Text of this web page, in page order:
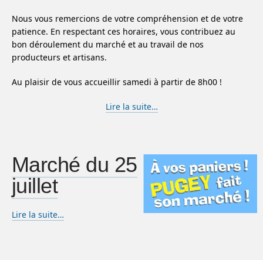
Nous vous remercions de votre compréhension et de votre
patience. En respectant ces horaires, vous contribuez au
bon déroulement du marché et au travail de nos
producteurs et artisans.
Au plaisir de vous accueillir samedi à partir de 8h00 !
Lire la suite…
Marché du 25
juillet
Lire la suite…